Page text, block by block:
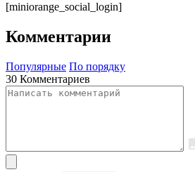
[miniorange_social_login]
Комментарии
Популярные По порядку
30 Комментариев